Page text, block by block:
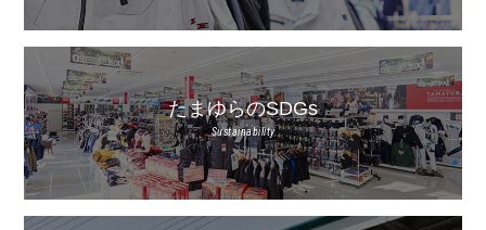
たまゆらのSDGs
Sustainability